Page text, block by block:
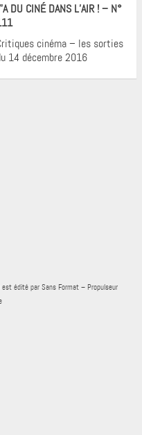
DU CINÉ DANS L’AIR ! – N°
cinéma – les sorties
14 décembre 2016
édité par Sans Format – Propulseur